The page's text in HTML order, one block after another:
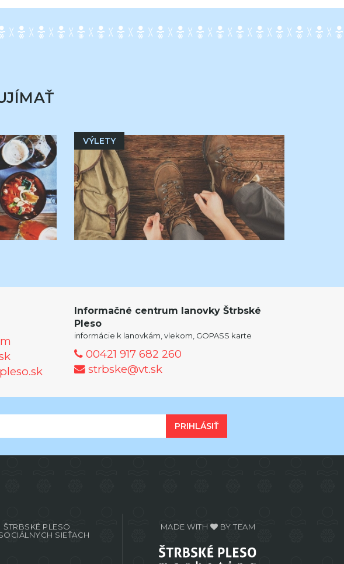
VÝLETY
Informačné centrum lanovky Štrbské
Pleso
informácie k lanovkám, vlekom, GOPASS karte
00421 917 682 260
strbske@vt.sk
PRIHLÁSIŤ
ŠTRBSKÉ PLESO
SIEŤACH
MADE WITH BY TEAM